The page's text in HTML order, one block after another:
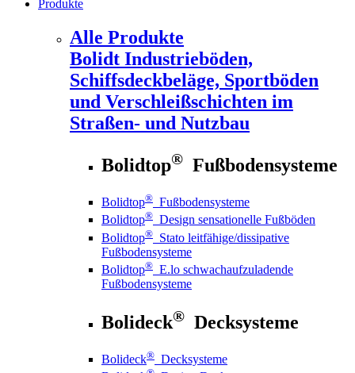
Produkte
Alle Produkte
Bolidt Industrieböden,
Schiffsdeckbeläge, Sportböden
und Verschleißschichten im
Straßen- und Nutzbau
Bolidtop® Fußbodensysteme
Bolidtop® Fußbodensysteme
Bolidtop® Design sensationelle Fußböden
Bolidtop® Stato leitfähige/dissipative
Fußbodensysteme
Bolidtop® E.lo schwachaufzuladende
Fußbodensysteme
Bolideck® Decksysteme
Bolideck® Decksysteme